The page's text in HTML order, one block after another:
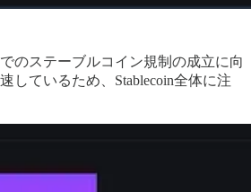
のステーブルコイン規制の成立に向
しているため、Stablecoin全体に注